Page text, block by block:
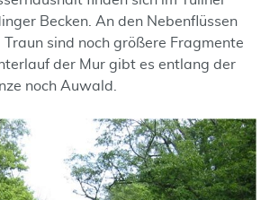
Becken. An den Nebenflüssen
Traun sind noch größere Fragmente
der Mur gibt es entlang der
noch Auwald.